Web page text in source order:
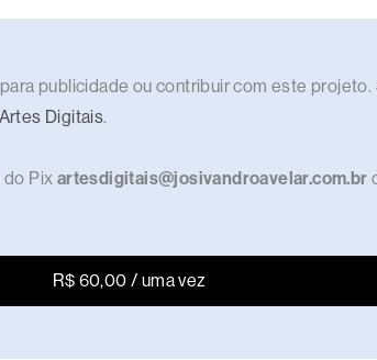
publicidade ou contribuir com este
Digitais.
Pix artesdigitais@josivandroavelar.com.br
R$ 60,00 / uma vez